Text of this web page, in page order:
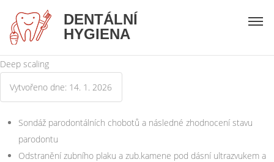
DENTÁLNÍ
HYGIENA
Deep scaling
Vytvořeno dne: 14. 1. 2026
Sondáž parodontálních chobotů a následné zhodnocení stavu
parodontu
Odstranění zubního plaku a zub.kamene pod dásní ultrazvukem a